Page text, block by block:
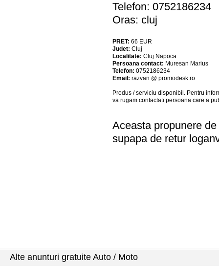
Telefon: 0752186234
Oras: cluj
PRET: 66 EUR
Judet: Cluj
Localitate: Cluj Napoca
Persoana contact: Muresan Marius
Telefon: 0752186234
Email: razvan @ promodesk.ro
Produs / serviciu disponibil . Pentru
va rugam contactati persoana care a
Aceasta propunere
supapa de retur
Alte anunturi gratuite Auto / Moto